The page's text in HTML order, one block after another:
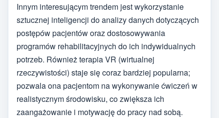
Innym interesującym trendem jest wykorzystanie
sztucznej inteligencji do analizy danych dotyczących
postępów pacjentów oraz dostosowywania
programów rehabilitacyjnych do ich indywidualnych
potrzeb. Również terapia VR (wirtualnej
rzeczywistości) staje się coraz bardziej popularna;
pozwala ona pacjentom na wykonywanie ćwiczeń w
realistycznym środowisku, co zwiększa ich
zaangażowanie i motywację do pracy nad sobą.